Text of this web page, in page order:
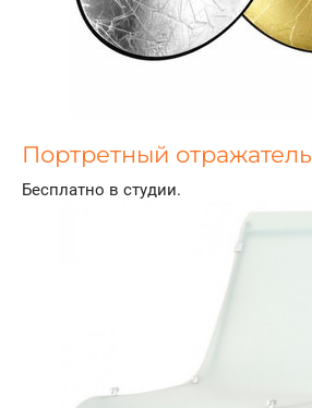
Портретный отражатель
Бесплатно в студии.